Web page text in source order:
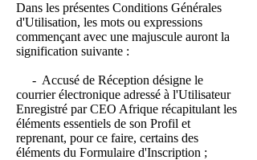
Dans les présentes Conditions Générales
d'Utilisation, les mots ou expressions
commençant avec une majuscule auront la
signification suivante :
- Accusé de Réception désigne le
courrier électronique adressé à l'Utilisateur
Enregistré par CEO Afrique récapitulant les
éléments essentiels de son Profil et
reprenant, pour ce faire, certains des
éléments du Formulaire d'Inscription ;